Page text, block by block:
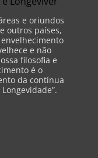
e oriundos
outros países,
e não
filosofia e
é o
da contínua